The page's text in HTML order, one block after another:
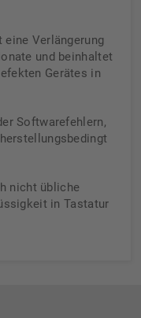
eine Verlängerung
und beinhaltet
Gerätes in
Softwarefehlern,
nicht übliche
in Tastatur